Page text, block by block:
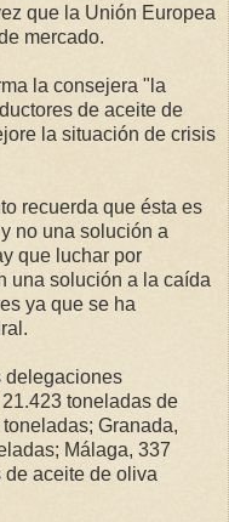
que la Unión Europea
mercado.
la consejera "la
de aceite de
la situación de crisis
recuerda que ésta es
no una solución a
que luchar por
una solución a la caída
ya que se ha
delegaciones
toneladas de
Granada,
Málaga, 337
aceite de oliva